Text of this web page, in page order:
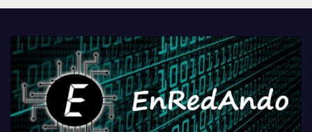
PlayStationeko bideojoko